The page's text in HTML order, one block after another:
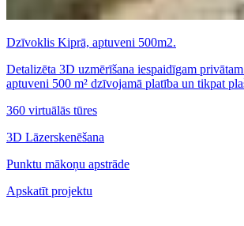
Dzīvoklis Kiprā, aptuveni 500m2.
Detalizēta 3D uzmērīšana iespaidīgam
aptuveni 500 m² dzīvojamā platība un tikpat
360 virtuālās tūres
3D Lāzerskenēšana
Punktu mākoņu apstrāde
Apskatīt projektu